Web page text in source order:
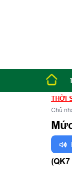
THỜI
Chủ